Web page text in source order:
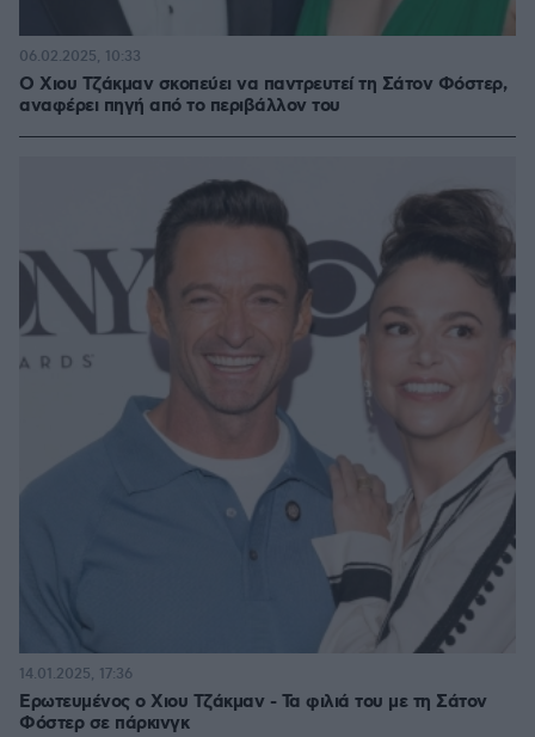
Ο Χιου Τζάκμαν σκοπεύει να παντρευτεί τη Σάτον Φόστερ,
αναφέρει πηγή από το περιβάλλον του
06.02.2025, 10:33
Ερωτευμένος ο Χιου Τζάκμαν - Τα φιλιά του με τη Σάτον
Φόστερ σε πάρκινγκ
14.01.2025, 17:36